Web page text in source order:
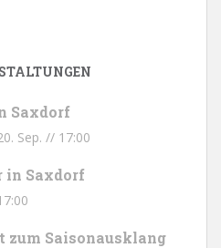
Saxdorf
Sep. // 17:00
in Saxdorf
zum Saisonausklang